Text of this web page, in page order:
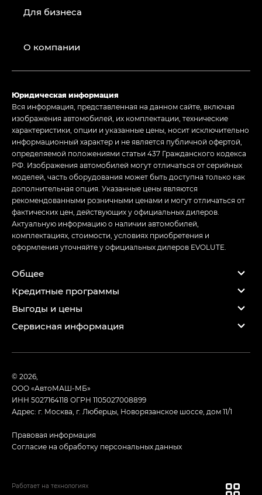
Для бизнеса
О компании
Юридическая информация
Вся информация, представленная на данном сайте, включая
изображения автомобилей, их комплектации, технические
характеристики, опции и указанные цены, носит исключительно
информационный характер и не является публичной офертой,
определяемой положениями статьи 437 Гражданского кодекса
РФ. Изображения автомобилей могут отличаться от серийных
моделей, часть оборудования может быть доступна только как
дополнительная опция. Указанные цены являются
рекомендованными розничными ценами и могут отличаться от
фактических цен, действующих у официальных дилеров.
Актуальную информацию о наличии автомобилей,
комплектациях, стоимости, условиях приобретения и
оформления уточняйте у официальных дилеров EVOLUTE.
Общее
Кредитные программы
Выгоды и цены
Сервисная информация
© 2026,
ООО «АвтоМАШ-МБ»
ИНН 5027164118 ОГРН 1105027008899
Адрес: г. Москва, г. Люберцы, Новорязанское шоссе, дом 11/1
Правовая информация
Согласие на обработку персональных данных
Работает на технологиях